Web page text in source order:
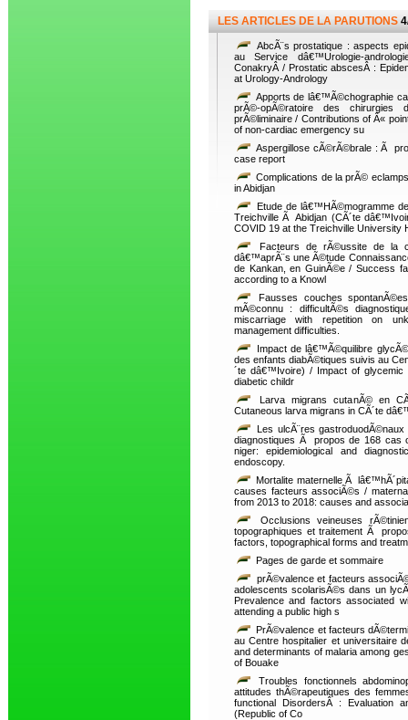
LES ARTICLES DE LA PARUTIONS
AbcÃ¨s prostatique : aspects
au Service dâ€™Urologie-
ConakryÂ / Prostatic abscesÂ :
at Urology-Andrology
Apports de lâ€™Ã©chographie
prÃ©-opÃ©ratoire des chirurgies
prÃ©liminaire / Contributions of Â«
of non-cardiac emergency su
Aspergillose cÃ©rÃ©brale : Ã
case report
Complications de la prÃ©
in Abidjan
Etude de lâ€™HÃ©mogramme
Treichville Ã Abidjan (CÃ´te
COVID 19 at the Treichville University
Facteurs de rÃ©ussite de la
dâ€™aprÃ¨s une Ã©tude
de Kankan, en GuinÃ©e / Success
according to a Knowl
Fausses couches
mÃ©connu : difficultÃ©s
miscarriage with repetition on
management difficulties.
Impact de lâ€™Ã©quilibre
des enfants diabÃ©tiques suivis au
´te dâ€™Ivoire) / Impact of glycemic
diabetic childr
Larva migrans cutanÃ© en
Cutaneous larva migrans in CÃ´te
Les ulcÃ¨res
diagnostiques Ã propos de 168 cas
niger: epidemiological and
endoscopy.
Mortalite maternelle Ã
causes facteurs associÃ©s /
from 2013 to 2018: causes and
Occlusions veineuses
topographiques et traitement Ã
factors, topographical forms and
Pages de garde et sommaire
prÃ©valence et facteurs
adolescents scolarisÃ©s dans un
Prevalence and factors associated
attending a public high s
PrÃ©valence et facteurs
au Centre hospitalier et universitaire
and determinants of malaria among
of Bouake
Troubles fonctionnels
attitudes thÃ©rapeutiques des
functional DisordersÂ : Evaluation
(Republic of Co